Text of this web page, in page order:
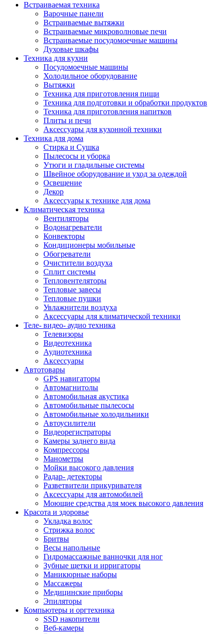
Встраиваемая техника
Варочные панели
Встраиваемые вытяжки
Встраиваемые микроволновые печи
Встраиваемые посудомоечные машины
Духовые шкафы
Техника для кухни
Посудомоечные машины
Холодильное оборудование
Вытяжки
Техника для приготовления пищи
Техника для подготовки и обработки продуктов
Техника для приготовления напитков
Плиты и печи
Аксессуары для кухонной техники
Техника для дома
Стирка и Сушка
Пылесосы и уборка
Утюги и гладильные системы
Швейное оборудование и уход за одеждой
Освещение
Декор
Аксессуары к технике для дома
Климатическая техника
Вентиляторы
Водонагреватели
Конвекторы
Кондиционеры мобильные
Обогреватели
Очистители воздуха
Сплит системы
Тепловентеляторы
Тепловые завесы
Тепловые пушки
Увлажнители воздуха
Аксессуары для климатической техники
Теле- видео- аудио техника
Телевизоры
Видеотехника
Аудиотехника
Аксессуары
Автотовары
GPS навигаторы
Автомагнитолы
Автомобильная акустика
Автомобильные пылесосы
Автомобильные холодильники
Автоусилители
Видеорегистраторы
Камеры заднего вида
Компрессоры
Манометры
Мойки высокого давления
Радар- детекторы
Разветвители прикуривателя
Аксессуары для автомобилей
Моющие средства для моек высокого давления
Красота и здоровье
Укладка волос
Стрижка волос
Бритвы
Весы напольные
Гидромассажные ванночки для ног
Зубные щетки и ирригаторы
Маникюрные наборы
Массажеры
Медицинские приборы
Эпиляторы
Компьютеры и оргтехника
SSD накопители
Веб-камеры